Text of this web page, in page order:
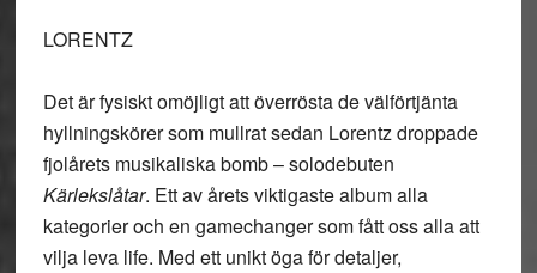
LORENTZ
Det är fysiskt omöjligt att överrösta de välförtjänta
hyllningskörer som mullrat sedan Lorentz droppade
fjolårets musikaliska bomb – solodebuten
Kärlekslåtar. Ett av årets viktigaste album alla
kategorier och en gamechanger som fått oss alla att
vilja leva life. Med ett unikt öga för detaljer,